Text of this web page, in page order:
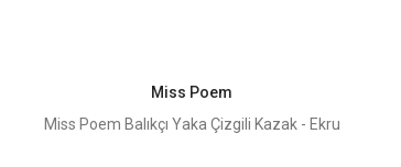
Miss Poem
Miss Poem Balıkçı Yaka Çizgili Kazak - Ekru